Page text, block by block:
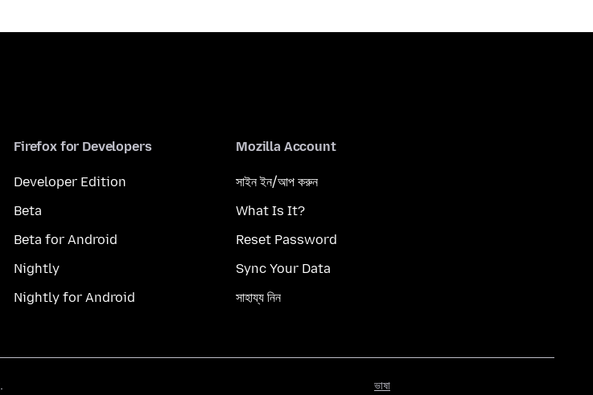
Firefox for Developers
Developer Edition
Beta
Beta for Android
Nightly
Nightly for Android
Mozilla Account
সাইন ইন/আপ করুন
What Is It?
Reset Password
Sync Your Data
সাহায্য নিন
ভাষা
.